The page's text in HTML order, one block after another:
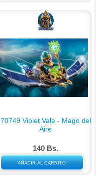
70749 Violet Vale - Mago del
Aire
140 Bs.
AÑADIR AL CARRITO